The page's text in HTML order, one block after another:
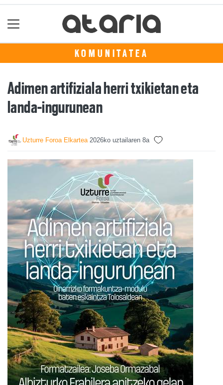
KOMUNITATEA
Adimen artifiziala herri txikietan eta
landa-ingurunean
Uzturre Foroa Elkartea 2026ko uztailaren 8a